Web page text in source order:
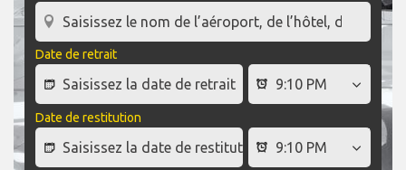
Date de retrait
Date de restitution